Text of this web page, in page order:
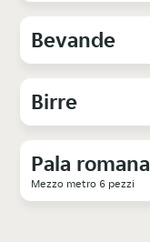
Bevande
Birre
Pala romana
Mezzo metro 6 pezzi